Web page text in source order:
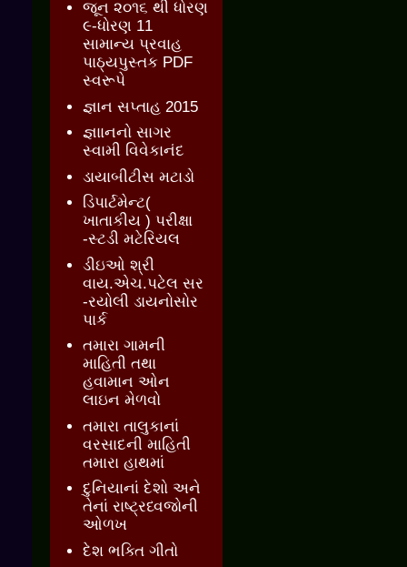
જૂન ૨૦૧૬ થી ધોરણ
૯-ધોરણ 11
સામાન્ય પ્રવાહ
પાઠ્યપુસ્તક PDF
સ્વરૂપે
જ્ઞાન સપ્તાહ 2015
જ્ઞાાનનો સાગર
સ્વામી વિવેકાનંદ
ડાયાબીટીસ મટાડો
ડિપાર્ટમેન્ટ(
ખાતાકીય ) પરીક્ષા
-સ્ટડી મટેરિયલ
ડીઇઓ શ્રી
વાય.એચ.પટેલ સર
-રયોલી ડાયનોસોર
પાર્ક
તમારા ગામની
માહિતી તથા
હવામાન ઓન
લાઇન મેળવો
તમારા તાલુકાનાં
વરસાદની માહિતી
તમારા હાથમાં
દુનિયાનાં દેશો અને
તેનાં રાષ્ટ્રધ્વજોની
ઓળખ
દેશ ભક્તિ ગીતો